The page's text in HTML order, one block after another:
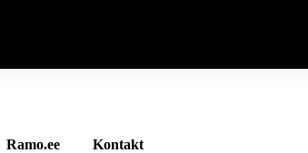
Ramo.ee Kontakt